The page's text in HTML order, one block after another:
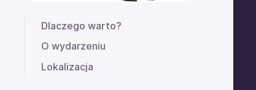
Dlaczego warto?
O wydarzeniu
Lokalizacja